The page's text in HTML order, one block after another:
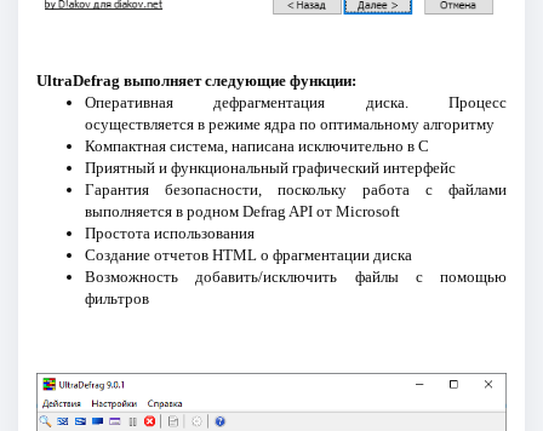
UltraDefrag выполняет следующие функции:
Оперативная дефрагментация диска. Процесс
осуществляется в режиме ядра по оптимальному алгоритму
Компактная система, написана исключительно в С
Приятный и функциональный графический интерфейс
Гарантия безопасности, поскольку работа с файлами
выполняется в родном Defrag API от Microsoft
Простота использования
Создание отчетов HTML о фрагментации диска
Возможность добавить/исключить файлы с помощью
фильтров